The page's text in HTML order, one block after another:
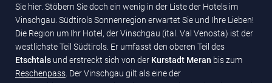
Sie hier. Stöbern Sie doch ein wenig in der Liste der Hotels im
Vinschgau. Südtirols Sonnenregion erwartet Sie und Ihre Lieben!
Die Region um Ihr Hotel, der Vinschgau (ital. Val Venosta) ist der
westlichste Teil Südtirols. Er umfasst den oberen Teil des
Etschtals und erstreckt sich von der Kurstadt Meran bis zum
Reschenpass . Der Vinschgau gilt als eine der